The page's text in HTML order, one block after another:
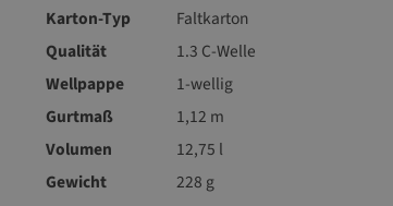
Karton-Typ
Faltkarton
Qualität
1.3 C-Welle
Wellpappe
1-wellig
Gurtmaß
1,12 m
Volumen
12,75 l
Gewicht
228 g